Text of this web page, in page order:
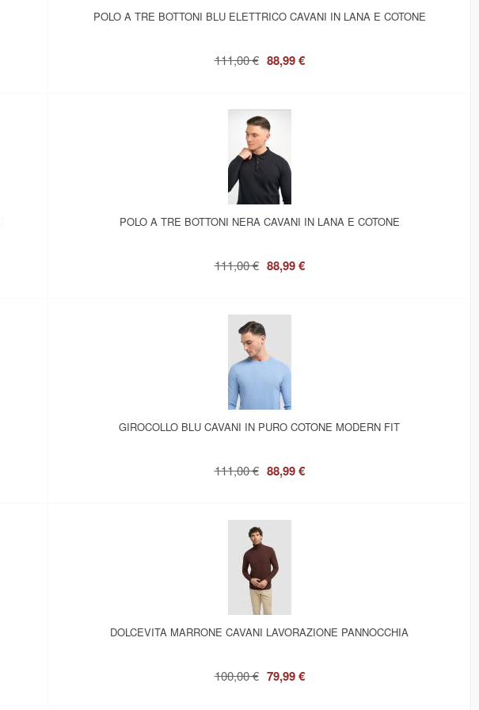
POLO A TRE BOTTONI BLU ELETTRICO CAVANI IN LANA E COTONE
111,00 € 88,99 €
POLO A TRE BOTTONI NERA CAVANI IN LANA E COTONE
111,00 € 88,99 €
GIROCOLLO BLU CAVANI IN PURO COTONE MODERN FIT
111,00 € 88,99 €
DOLCEVITA MARRONE CAVANI LAVORAZIONE PANNOCCHIA
100,00 € 79,99 €